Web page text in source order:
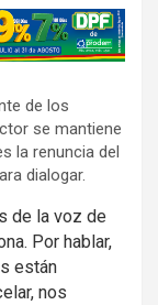
de los
se mantiene
la renuncia del
dialogar.
de la voz de
Por hablar,
están
nos